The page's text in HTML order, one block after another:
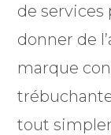
de
donner de
marque
tout